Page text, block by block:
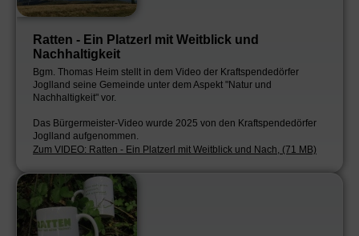
Ratten - Ein Platzerl mit Weitblick und
Nachhaltigkeit
Bgm. Thomas Heim stellt in dem Video der Kraftspendedörfer
Joglland seine Gemeinde unter dem Aspekt "Natur und
Nachhaltigkeit" vor.
Das Bürgermeister-Video wurde 2025 von den Kraftspendedörfer
Joglland aufgenommen.
Zum VIDEO: Ratten - Ein Platzerl mit Weitblick und Nach, (71 MB)